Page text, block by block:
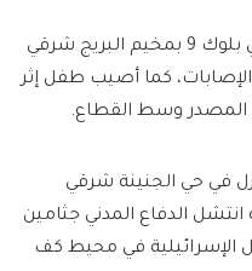
واستهدف جيش الاحتلال الإسرائيلي بلوك 9 بمخيم البريج شرقي
كما أصيب طفل إثر
وسط القطاع.
في حي الجنينة شرقي
الدفاع المدني جثامين
الإسرائيلية في محيط كف